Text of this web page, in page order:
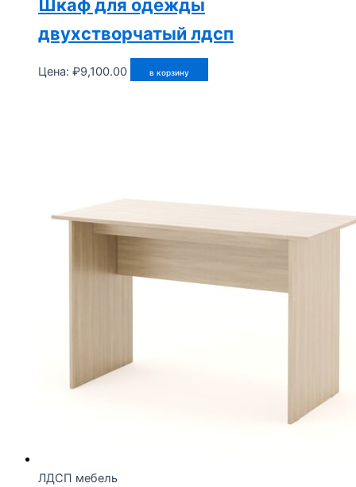
Шкаф для одежды
двухстворчатый лдсп
Цена: ₽9,100.00 в корзину
ЛДСП мебель